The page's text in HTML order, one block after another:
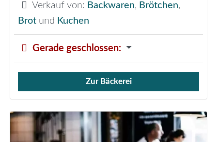
Verkauf von: Backwaren, Brötchen,
Brot und Kuchen
Gerade geschlossen:
Verkauf von Brötchen,
Zur Bäckerei